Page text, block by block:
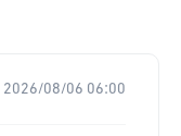
2026/08/06 06:00